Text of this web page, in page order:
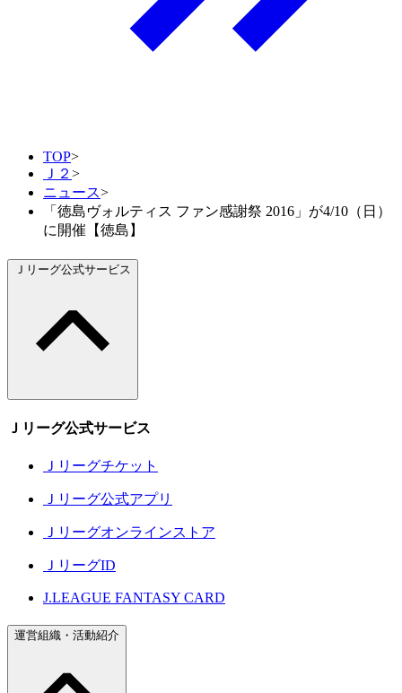
TOP>
Ｊ２ >
ニュース>
「徳島ヴォルティス ファン感謝祭 2016」が4/10（日）
に開催【徳島】
Ｊリーグ公式サービス
Ｊリーグ公式サービス
Ｊリーグチケット
Ｊリーグ公式アプリ
Ｊリーグオンラインストア
ＪリーグID
J.LEAGUE FANTASY CARD
運営組織・活動紹介